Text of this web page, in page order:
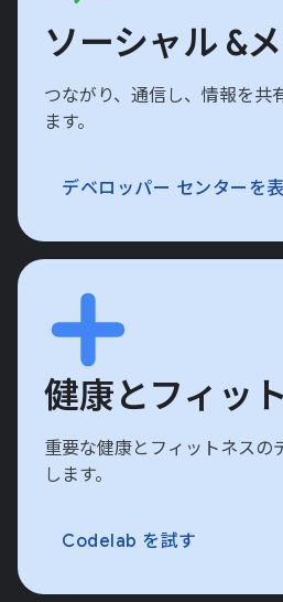
ソーシャル &
つながり、通信し、情報を共
ます。
デベロッパー センターを
健康とフィッ
重要な健康とフィットネスの
します。
Codelab を試す